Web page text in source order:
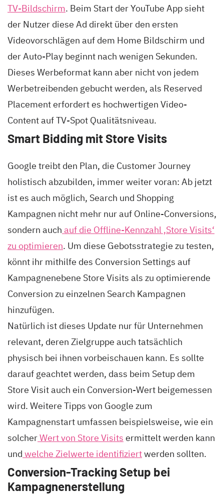
TV-Bildschirm. Beim Start der YouTube App sieht
der Nutzer diese Ad direkt über den ersten
Videovorschlägen auf dem Home Bildschirm und
der Auto-Play beginnt nach wenigen Sekunden.
Dieses Werbeformat kann aber nicht von jedem
Werbetreibenden gebucht werden, als Reserved
Placement erfordert es hochwertigen Video-
Content auf TV-Spot Qualitätsniveau.
Smart Bidding mit Store Visits
Google treibt den Plan, die Customer Journey
holistisch abzubilden, immer weiter voran: Ab jetzt
ist es auch möglich, Search und Shopping
Kampagnen nicht mehr nur auf Online-Conversions,
sondern auch auf die Offline-Kennzahl ‚Store Visits‘
zu optimieren. Um diese Gebotsstrategie zu testen,
könnt ihr mithilfe des Conversion Settings auf
Kampagnenebene Store Visits als zu optimierende
Conversion zu einzelnen Search Kampagnen
hinzufügen.
Natürlich ist dieses Update nur für Unternehmen
relevant, deren Zielgruppe auch tatsächlich
physisch bei ihnen vorbeischauen kann. Es sollte
darauf geachtet werden, dass beim Setup dem
Store Visit auch ein Conversion-Wert beigemessen
wird. Weitere Tipps von Google zum
Kampagnenstart umfassen beispielsweise, wie ein
solcherWert von Store Visits ermittelt werden kann
und welche Zielwerte identifiziertwerden sollten.
Conversion-Tracking Setup bei
Kampagnenerstellung